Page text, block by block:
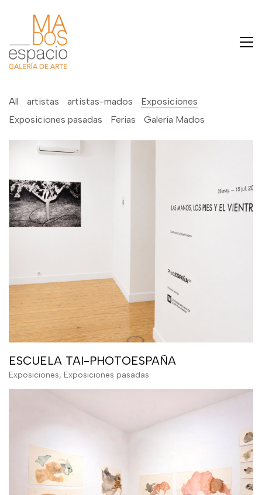
All artistas artistas-mados
Exposiciones
Exposiciones pasadas
Ferias Galería Mados
ESCUELA TAI-PHOTOESPAÑA
Exposiciones, Exposiciones pasadas